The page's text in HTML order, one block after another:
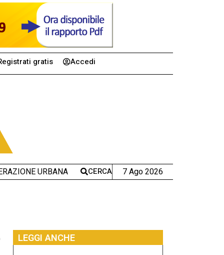
gratis Accedi
URBANA CERCA 7 Ago 2026
LEGGI ANCHE